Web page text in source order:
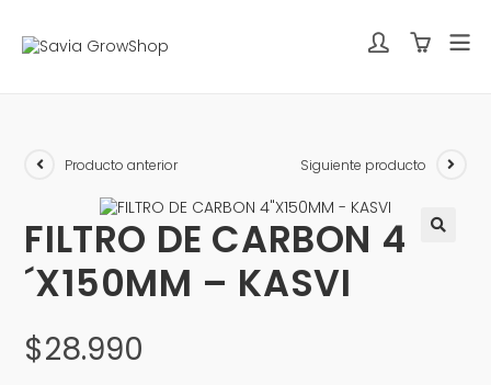
Producto anterior Siguiente producto
FILTRO DE CARBON 4
´X150MM – KASVI
$28.990